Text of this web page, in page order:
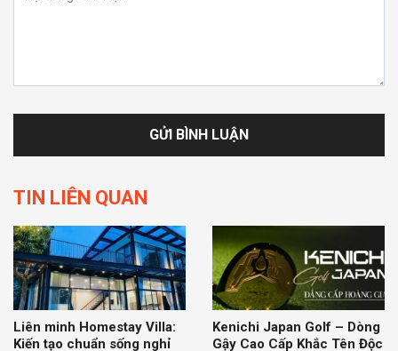
TIN LIÊN QUAN
Liên minh Homestay Villa:
Kiến tạo chuẩn sống nghỉ
Kenichi Japan Golf – Dòng
Gậy Cao Cấp Khắc Tên Độc